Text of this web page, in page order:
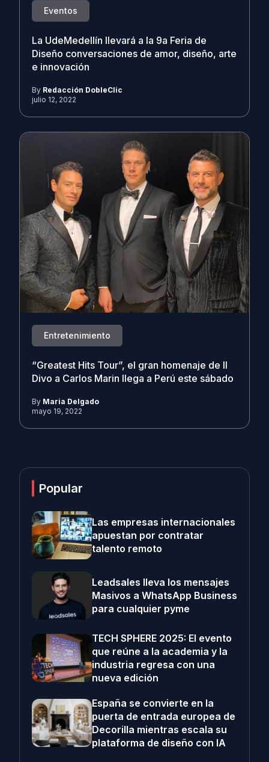
Eventos
La UdeMedellín llevará a la 9a Feria de
Diseño conversaciones de amor, diseño, arte
e innovación
By Redacción DobleClic
julio 12, 2022
Entretenimiento
“Greatest Hits Tour”, el gran homenaje de Il
Divo a Carlos Marin llega a Perú este sábado
By Maria Delgado
mayo 19, 2022
Popular
Las empresas internacionales
apuestan por contratar
talento remoto
Leadsales lleva los mensajes
Masivos a WhatsApp Business
para cualquier pyme
TECH SPHERE 2025: El evento
que reúne a la academia y la
industria regresa con una
nueva edición
España se convierte en la
puerta de entrada europea de
Decorilla mientras escala su
plataforma de diseño con IA